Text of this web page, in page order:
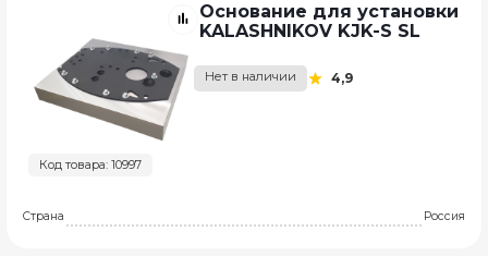
Код товара: 10997
Основание для установки
KALASHNIKOV KJK-S SL
Нет в наличии 4,9
Страна Россия